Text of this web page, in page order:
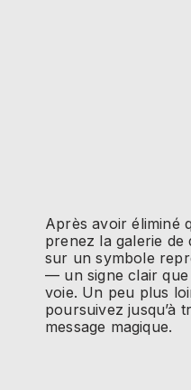
Après avoir éliminé
prenez la galerie de
sur un symbole
— un signe clair
voie. Un peu plus
poursuivez jusqu’à
message magique.